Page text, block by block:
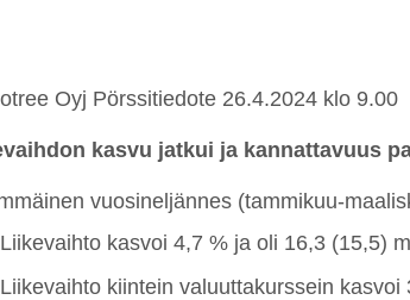
Oyj Pörssitiedote 26.4.2024 klo 9.00
kasvu jatkui ja kannattavuus
vuosineljännes (tammikuu-
Liikevaihto kasvoi 4,7 % ja oli 16,3 (15,5)
Liikevaihto kiintein valuuttakurssein